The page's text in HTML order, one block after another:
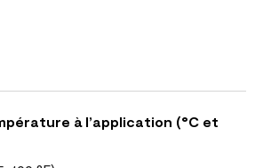
à l’application (°C et